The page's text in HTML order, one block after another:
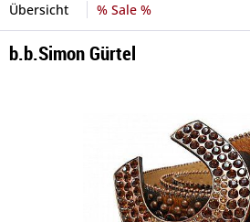
Übersicht % Sale %
b.b.Simon Gürtel